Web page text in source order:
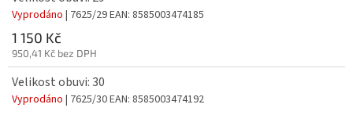
Vyprodáno | 7625/29EAN: 8585003474185
1 150 Kč
950,41 Kč bez DPH
Velikost obuvi: 30
Vyprodáno | 7625/30EAN: 8585003474192